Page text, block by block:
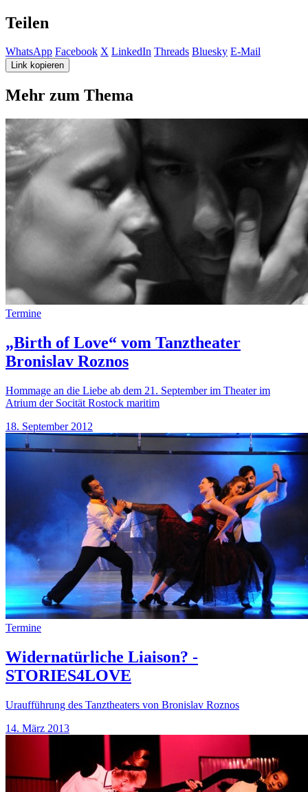
Teilen
WhatsApp Facebook X LinkedIn Threads Bluesky E-Mail
Link kopieren
Mehr zum Thema
Termine
„Birth of Love“ vom Tanztheater
Bronislav Roznos
Hommage an die Liebe ab dem 21. September im Theater im
Atrium der Socität Rostock maritim
18. September 2012
Termine
Widernatürliche Liaison? -
STORIES4LOVE
Uraufführung des Tanztheaters von Bronislav Roznos
14. März 2013